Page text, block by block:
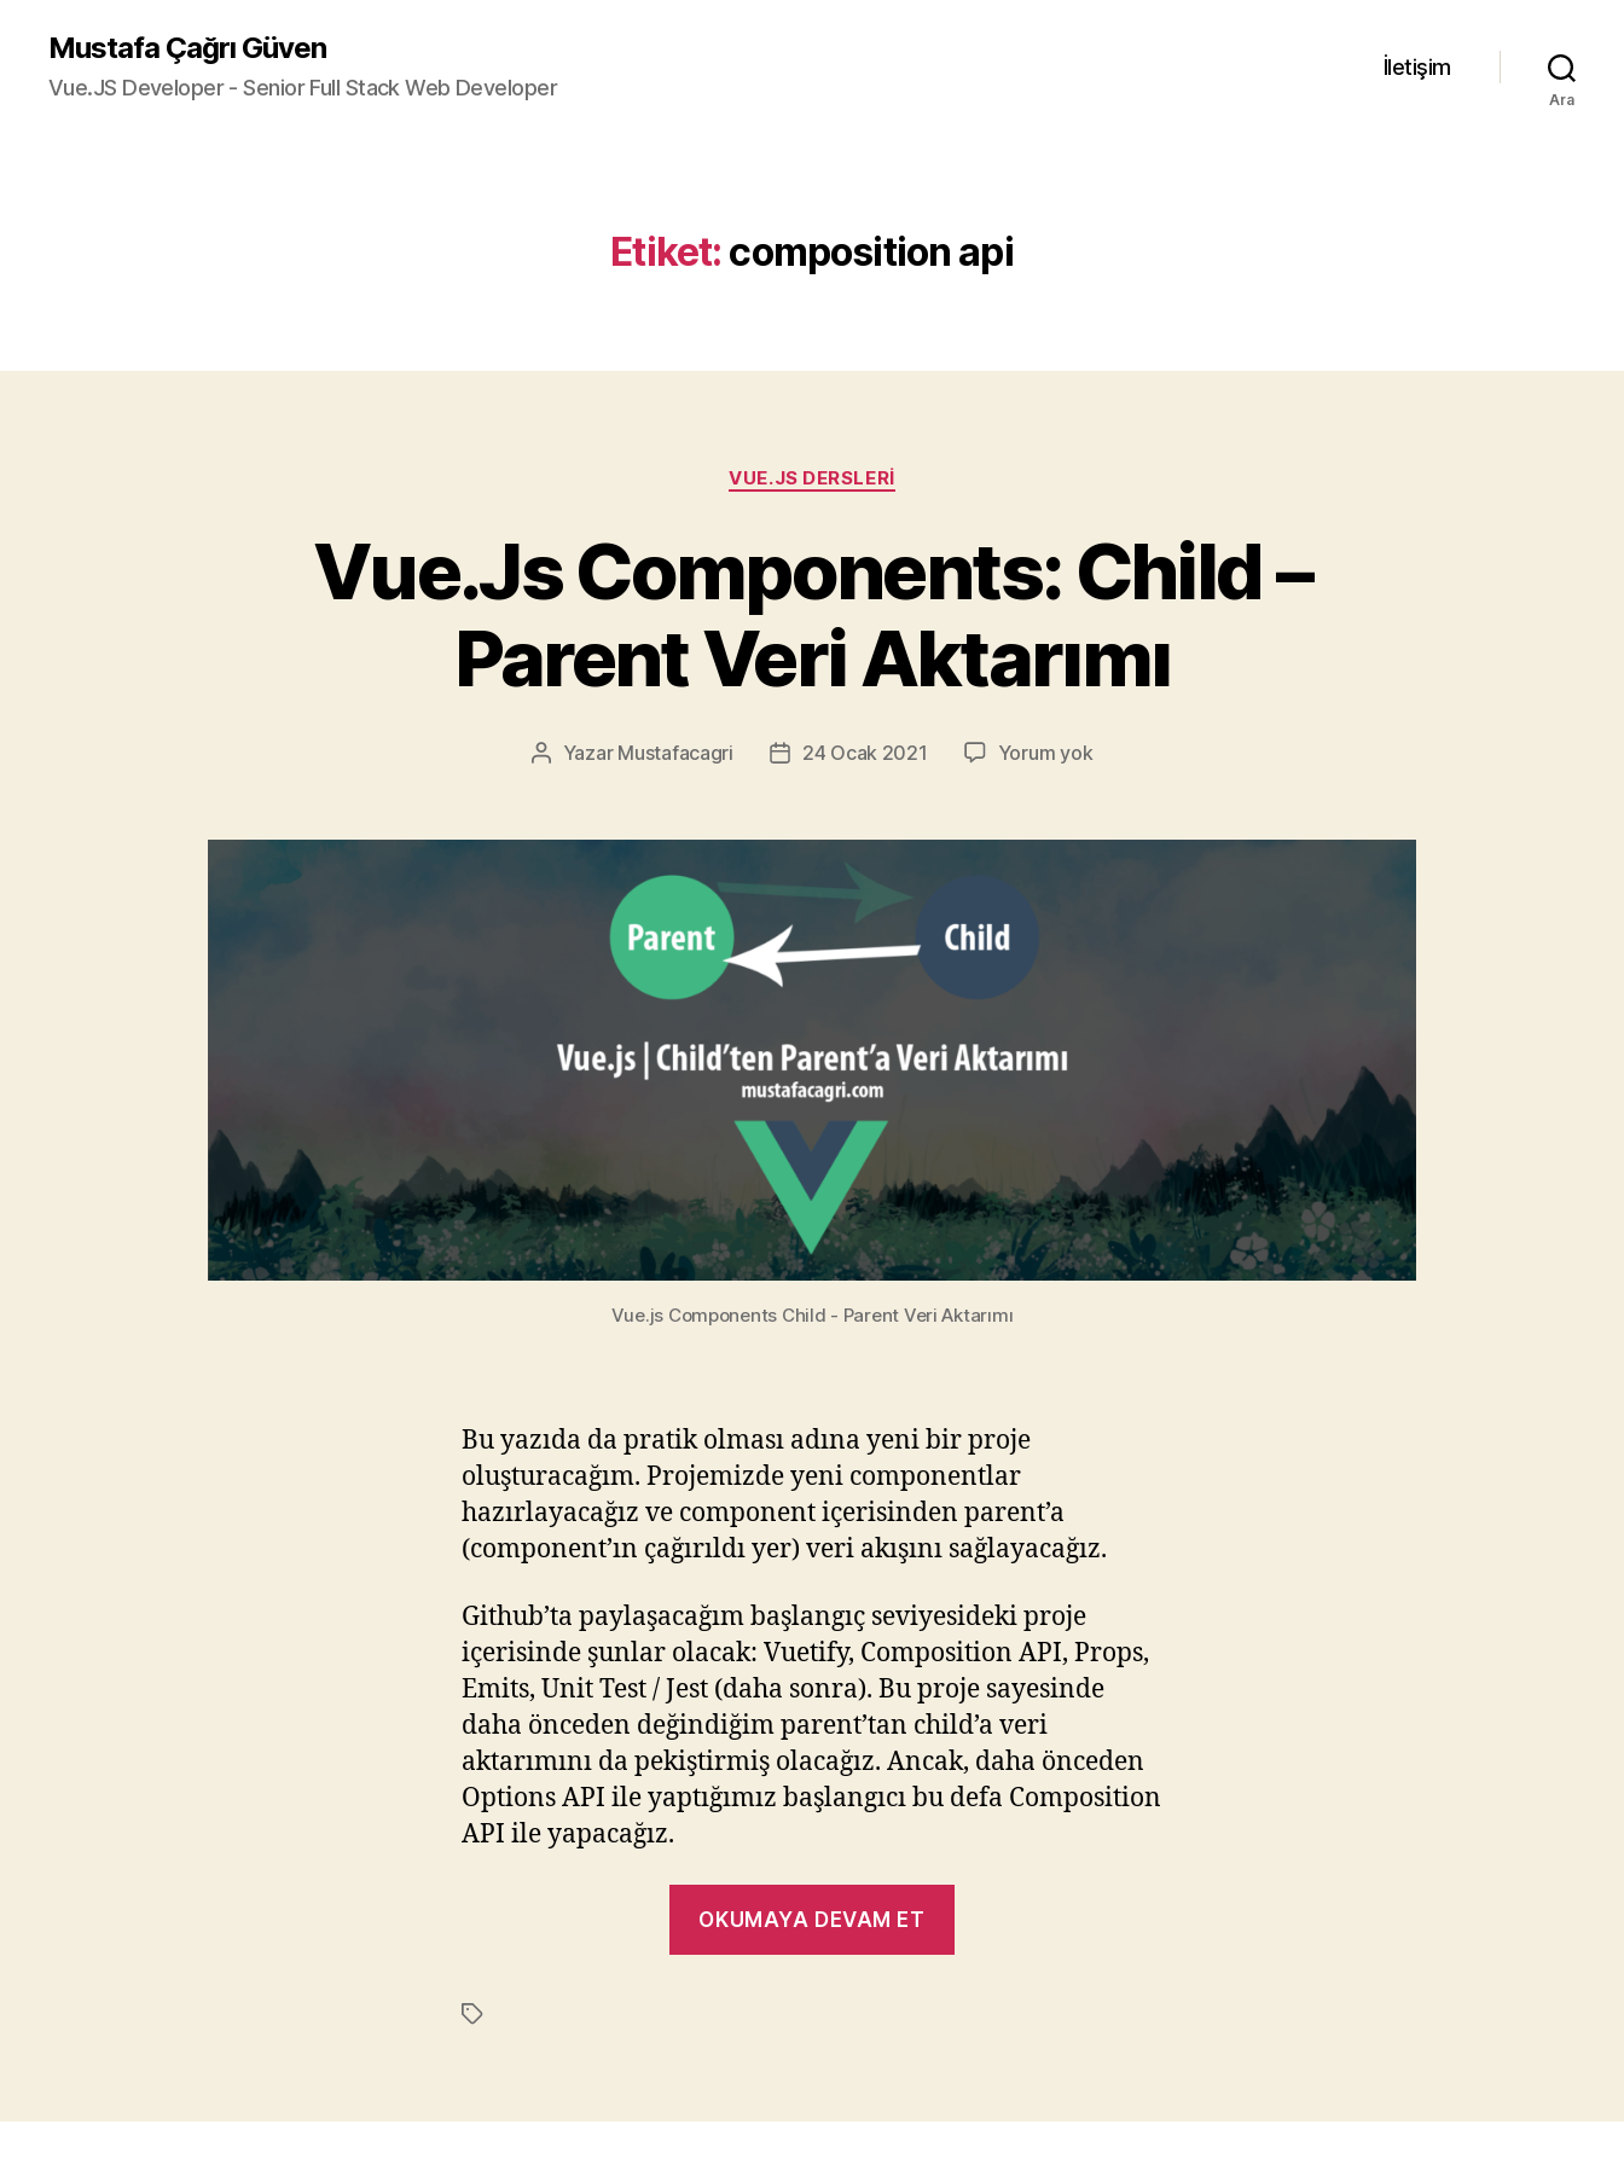
Mustafa Çağrı Güven
Vue.JS Developer - Senior Full Stack Web Developer
İletişim
Ara
Etiket: composition api
Kategoriler
VUE.JS DERSLERI
Vue.Js Components: Child –
Parent Veri Aktarımı
Yazının
Yazar Mustafacagri
Yazı24 Ocak 2021 Yorum yokVue.Js
–
Vue.js Components Child - Parent Veri Aktarımı
Bu yazıda da pratik olması adına yeni bir proje
oluşturacağım. Projemizde yeni componentlar
hazırlayacağız ve component içerisinden parent’a
(component’ın çağırıldı yer) veri akışını sağlayacağız.
Github’ta paylaşacağım başlangıç seviyesideki proje
içerisinde şunlar olacak: Vuetify, Composition API, Props,
Emits, Unit Test / Jest (daha sonra). Bu proje sayesinde
daha önceden değindiğim parent’tan child’a veri
aktarımını da pekiştirmiş olacağız. Ancak, daha önceden
Options API ile yaptığımız başlangıcı bu defa Composition
API ile yapacağız.
OKUMAYA DEVAM ET
Aktarımı”
Etiketler